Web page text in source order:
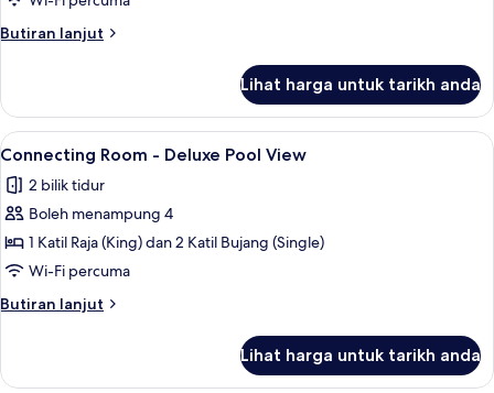
Pool
Room
Butiran lanjut
Butiran
Pool
Access
Twin
Lihat harga untuk tarikh anda
Lihat
semua
foto
untuk
Connecting
Room
-
Deluxe
View
Connecting Room - Deluxe Pool
8
Connecting Room - Deluxe Pool View
2 bilik tidur
Boleh menampung 4
1 Katil Raja (King) dan 2 Katil Bujang (Single)
Wi-Fi percuma
Butiran lanjut
Butiran
Room
Lihat harga untuk tarikh anda